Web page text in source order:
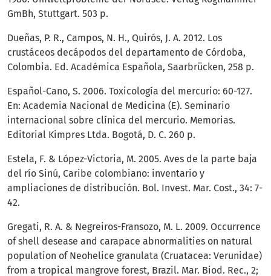
GmBh, Stuttgart. 503 p.
Dueñas, P. R., Campos, N. H., Quirós, J. A. 2012. Los
crustáceos decápodos del departamento de Córdoba,
Colombia. Ed. Académica Española, Saarbrücken, 258 p.
Español-Cano, S. 2006. Toxicología del mercurio: 60-127.
En: Academia Nacional de Medicina (E). Seminario
internacional sobre clínica del mercurio. Memorias.
Editorial Kimpres Ltda. Bogotá, D. C. 260 p.
Estela, F. & López-Victoria, M. 2005. Aves de la parte baja
del río Sinú, Caribe colombiano: inventario y
ampliaciones de distribución. Bol. Invest. Mar. Cost., 34: 7-
42.
Gregati, R. A. & Negreiros-Fransozo, M. L. 2009. Occurrence
of shell desease and carapace abnormalities on natural
population of Neohelice granulata (Cruatacea: Verunidae)
from a tropical mangrove forest, Brazil. Mar. Biod. Rec., 2;